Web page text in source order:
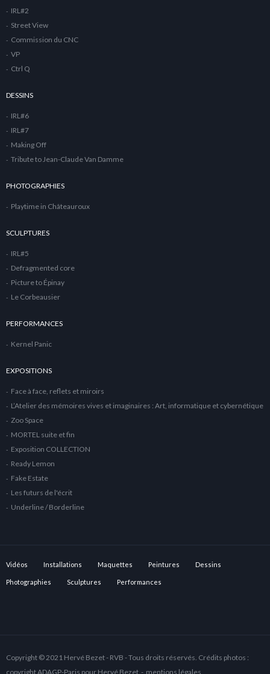
IRL#2
Street View
Commission du CNC
VP
Ctrl Q
DESSINS
IRL#6
IRL#7
Making Off
Tribute to Jean-Claude Van Damme
PHOTOGRAPHIES
Playtime in Châteauroux
SCULPTURES
IRL#5
Defragmented core
Picture to Épinay
Le Corbeausier
PERFORMANCES
Kernel Panic
EXPOSITIONS
Face à face, reflets et miroirs
L’Atelier des mémoires vives et imaginaires : Art, informatique et cybernétique
Zoo Space
MORTEL suite et fin
Exposition COLLECTION
Ready Lemon
Fake Estate
Les futurs de l'écrit
Underline / Borderline
Vidéos Installations Maquettes Peintures Dessins
Photographies Sculptures Performances
Copyright © 2021 Hervé Bezet - RVB - Tous droits réservés. Crédits photos :
copyright ADAGP-Paris pour Hervé Bezet - mentions légales